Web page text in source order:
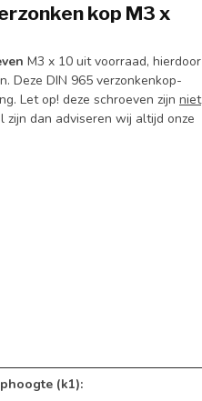
kop M3 x
M3 x 10 uit voorraad, hierdoor
Deze DIN 965 verzonkenkop-
Let op! deze schroeven zijn niet
dan adviseren wij altijd onze
(k1):